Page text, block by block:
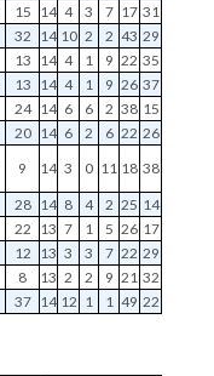
15 14 4 3 7 17 31
32 14 10 2 2 43 29
13 14 4 1 9 22 35
13 14 4 1 9 26 37
24 14 6 6 2 38 15
20 14 6 2 6 22 26
9 14 3 0 11 18 38
28 14 8 4 2 25 14
22 13 7 1 5 26 17
12 13 3 3 7 22 29
8 13 2 2 9 21 32
37 14 12 1 1 49 22